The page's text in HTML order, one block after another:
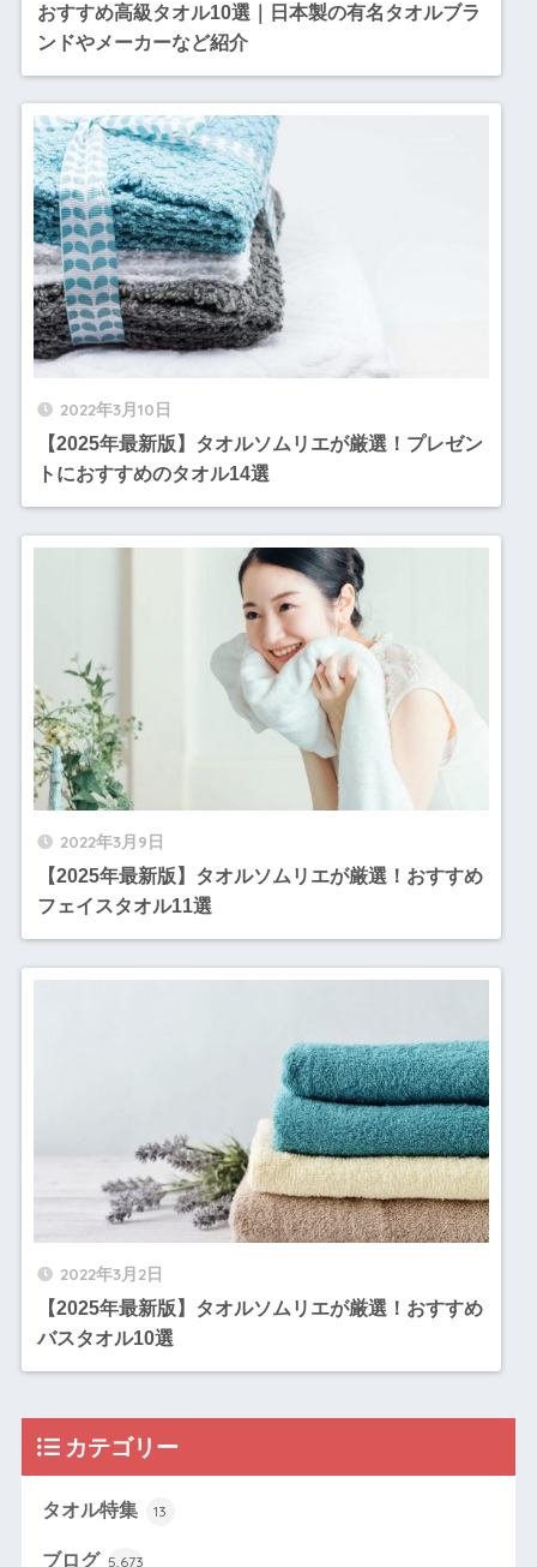
おすすめ高級タオル10選｜日本製の有名タオルブラ
ンドやメーカーなど紹介
2022年3月10日
【2025年最新版】タオルソムリエが厳選！プレゼン
トにおすすめのタオル14選
2022年3月9日
【2025年最新版】タオルソムリエが厳選！おすすめ
フェイスタオル11選
2022年3月2日
【2025年最新版】タオルソムリエが厳選！おすすめ
バスタオル10選
カテゴリー
タオル特集 13
ブログ 5,673